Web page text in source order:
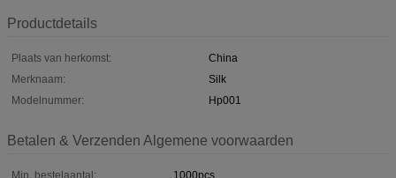
Productdetails
Plaats van herkomst:
China
Merknaam:
Silk
Modelnummer:
Hp001
Betalen & Verzenden Algemene voorwaarden
Min. bestelaantal:
1000pcs